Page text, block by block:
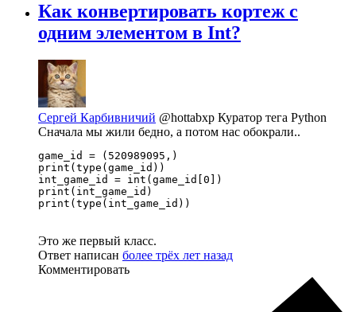
Как конвертировать кортеж с
одним элементом в Int?
Сергей Карбивничий @hottabxp Куратор тега Python
Сначала мы жили бедно, а потом нас обокрали..
game_id = (520989095,)
print(type(game_id))
int_game_id = int(game_id[0])
print(int_game_id)
print(type(int_game_id))
Это же первый класс.
Ответ написан более трёх лет назад
Комментировать